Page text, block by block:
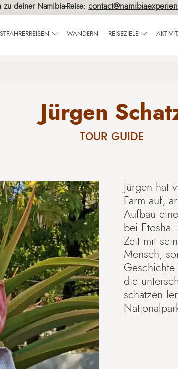
deiner Namibia-Reise:
WANDERN REISEZIELE
Jürgen
TOUR GUIDE
Jürgen hat
Farm auf,
Aufbau
bei
Zeit mit
Mensch,
die
schätzen